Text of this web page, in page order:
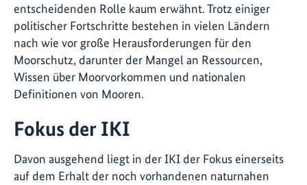
entscheidenden Rolle kaum erwähnt. Trotz einiger
politischer Fortschritte bestehen in vielen Ländern
nach wie vor große Herausforderungen für den
Moorschutz, darunter der Mangel an Ressourcen,
Wissen über Moorvorkommen und nationalen
Definitionen von Mooren.
Fokus der IKI
Davon ausgehend liegt in der IKI der Fokus einerseits
auf dem Erhalt der noch vorhandenen naturnahen